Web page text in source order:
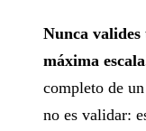
Nunca
máxima
completo de
no es validar: